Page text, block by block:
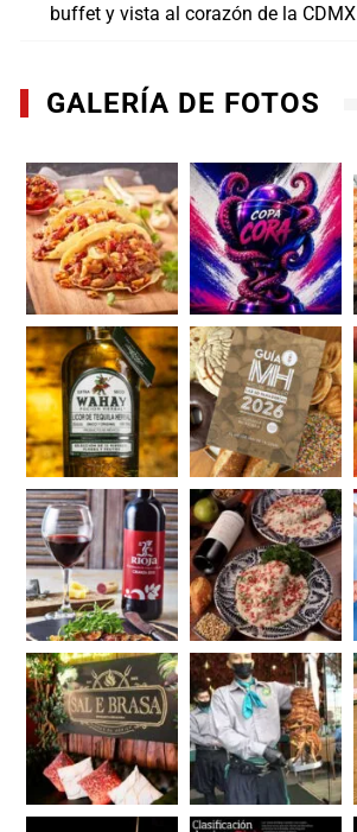
buffet y vista al corazón de la CDMX
GALERÍA DE FOTOS